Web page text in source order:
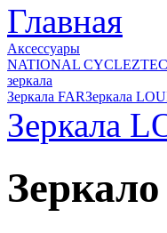
Главная
Аксессуары
NATIONAL CYCLE
зеркала
Зеркала FARЗеркала
Зеркала